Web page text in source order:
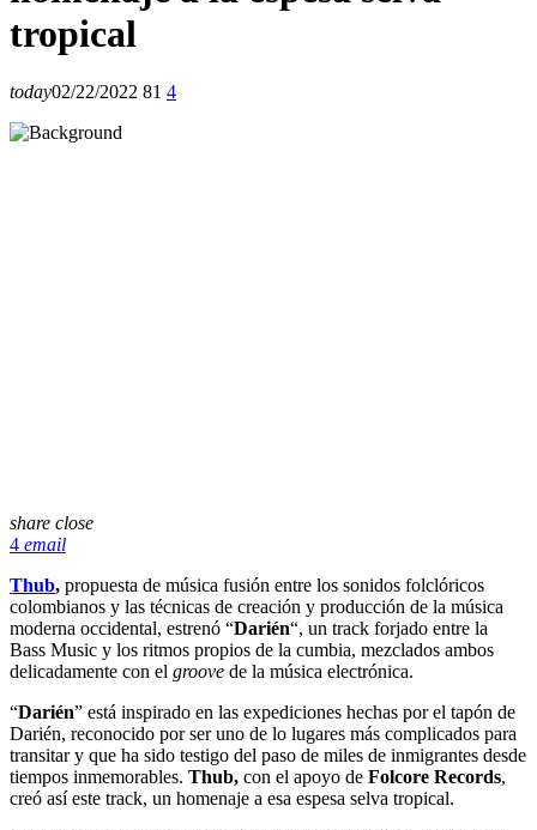
tropical
today02/22/2022 81 4
share close
4 email
Thub, propuesta de música fusión entre los sonidos folclóricos
colombianos y las técnicas de creación y producción de la música
moderna occidental, estrenó “Darién“, un track forjado entre la
Bass Music y los ritmos propios de la cumbia, mezclados ambos
delicadamente con el groove de la música electrónica.
“Darién” está inspirado en las expediciones hechas por el tapón de
Darién, reconocido por ser uno de lo lugares más complicados para
transitar y que ha sido testigo del paso de miles de inmigrantes desde
tiempos inmemorables. Thub, con el apoyo de Folcore Records,
creó así este track, un homenaje a esa espesa selva tropical.